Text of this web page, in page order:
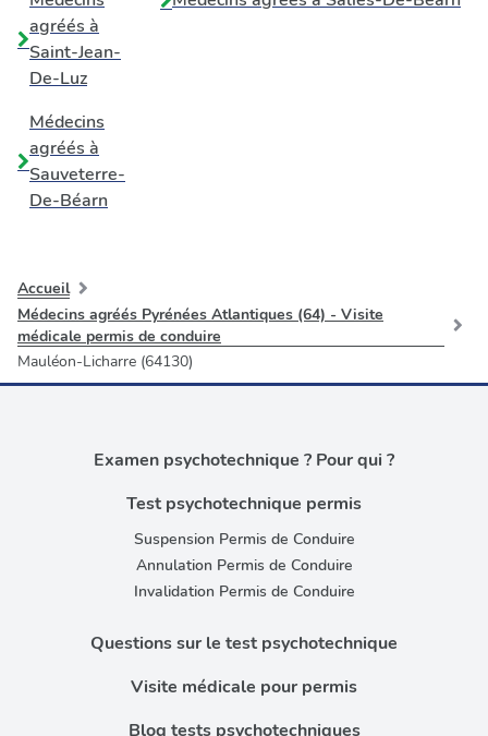
agréés à
Saint-Jean-
De-Luz
Médecins
agréés à
Sauveterre-
De-Béarn
Accueil
Médecins agréés Pyrénées Atlantiques (64) - Visite
médicale permis de conduire
Mauléon-Licharre (64130)
Examen psychotechnique ? Pour qui ?
Test psychotechnique permis
Suspension Permis de Conduire
Annulation Permis de Conduire
Invalidation Permis de Conduire
Questions sur le test psychotechnique
Visite médicale pour permis
Blog tests psychotechniques